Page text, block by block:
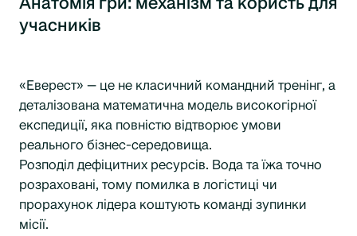
учасників
«Еверест» — це не класичний командний тренінг, а
деталізована математична модель високогірної
експедиції, яка повністю відтворює умови
реального бізнес-середовища.
Розподіл дефіцитних ресурсів. Вода та їжа точно
розраховані, тому помилка в логістиці чи
прорахунок лідера коштують команді зупинки
місії.